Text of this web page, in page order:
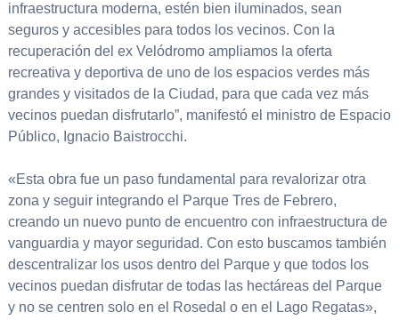
infraestructura moderna, estén bien iluminados, sean
seguros y accesibles para todos los vecinos. Con la
recuperación del ex Velódromo ampliamos la oferta
recreativa y deportiva de uno de los espacios verdes más
grandes y visitados de la Ciudad, para que cada vez más
vecinos puedan disfrutarlo”, manifestó el ministro de Espacio
Público, Ignacio Baistrocchi.
«Esta obra fue un paso fundamental para revalorizar otra
zona y seguir integrando el Parque Tres de Febrero,
creando un nuevo punto de encuentro con infraestructura de
vanguardia y mayor seguridad. Con esto buscamos también
descentralizar los usos dentro del Parque y que todos los
vecinos puedan disfrutar de todas las hectáreas del Parque
y no se centren solo en el Rosedal o en el Lago Regatas»,